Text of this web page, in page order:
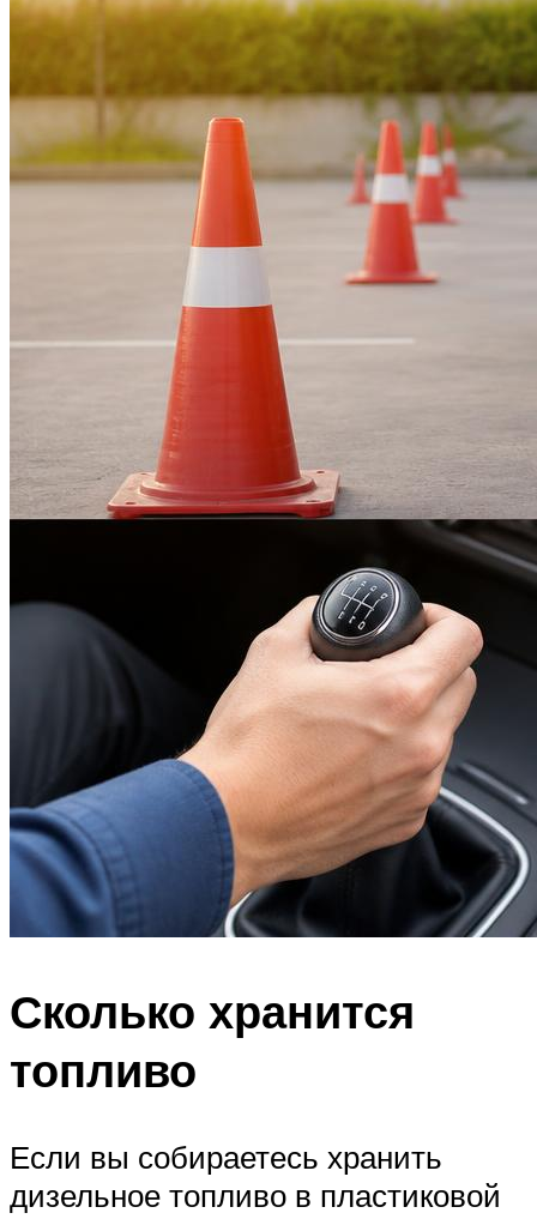
Сколько хранится
топливо
Если вы собираетесь хранить
дизельное топливо в пластиковой